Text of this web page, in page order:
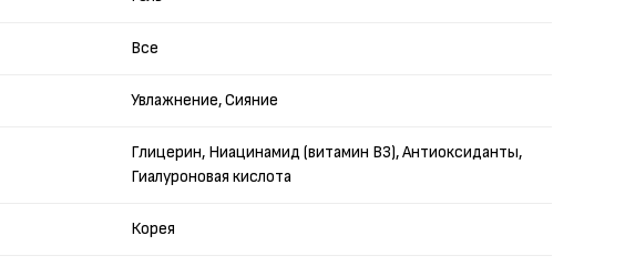
Все
Увлажнение, Сияние
Глицерин, Ниацинамид (витамин B3), Антиоксиданты,
Гиалуроновая кислота
Корея